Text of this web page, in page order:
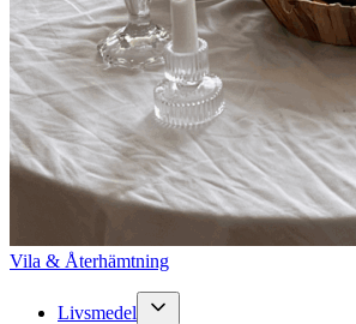
Vila & Återhämtning
Livsmedel